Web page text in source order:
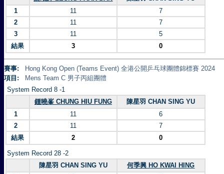
1
11
7
2
11
7
3
11
5
結果
3 0
賽事:
Hong Kong Open (Teams Event) 全港公開乒乓球團體錦標賽 2024
項目:
Mens Team C 男子丙組團體
System Record 8 -1
鍾曉峯 CHUNG HIU FUNG
陳星羽 CHAN SING YU
1
11
6
2
11
7
結果
2 0
System Record 28 -2
陳星羽 CHAN SING YU
何季興 HO KWAI HING